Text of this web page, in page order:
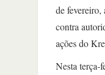
de fevereiro,
contra
ações do
Nesta terça-